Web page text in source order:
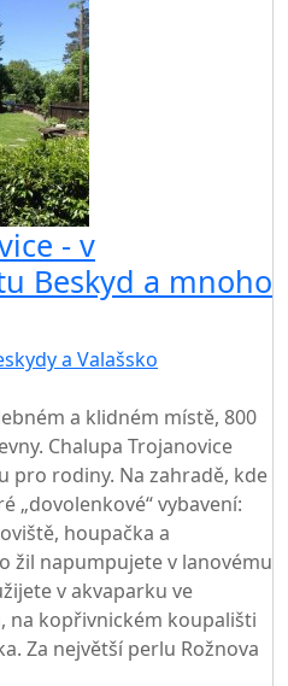
- v
Beskyd a mnoho
a Valašsko
a klidném místě, 800
Chalupa Trojanovice
pro rodiny. Na zahradě, kde
„dovolenkové“ vybavení:
houpačka a
žil napumpujete v lanovému
v akvaparku ve
na kopřivnickém koupališti
Za největší perlu Rožnova